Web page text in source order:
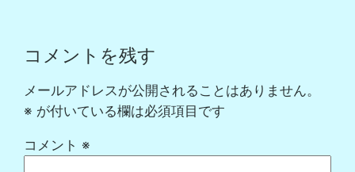
コメントを残す
メールアドレスが公開されることはありません。
※ が付いている欄は必須項目です
コメント ※